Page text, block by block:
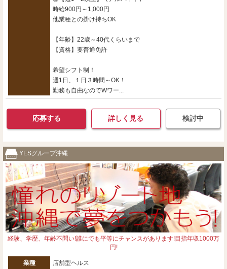
時給900円～1,000円
他業種との掛け持ちOK
【年齢】22歳～40代くらいまで
【資格】要普通免許
希望シフト制！
週1日、１日３時間～OK！
勤務も自由なのでWワー...
応募する 詳しく見る 検討中
YESグループ沖縄
経験、学歴、年齢不問い!誰にでも平等にチャンスがあります!目指年収1000万
円!
業種 店舗型ヘルス